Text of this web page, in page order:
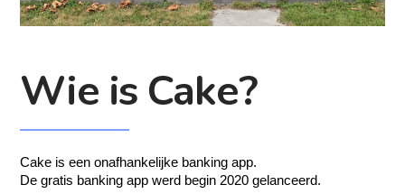
Wie is Cake?
Cake is een onafhankelijke banking app.
De gratis banking app werd begin 2020 gelanceerd.